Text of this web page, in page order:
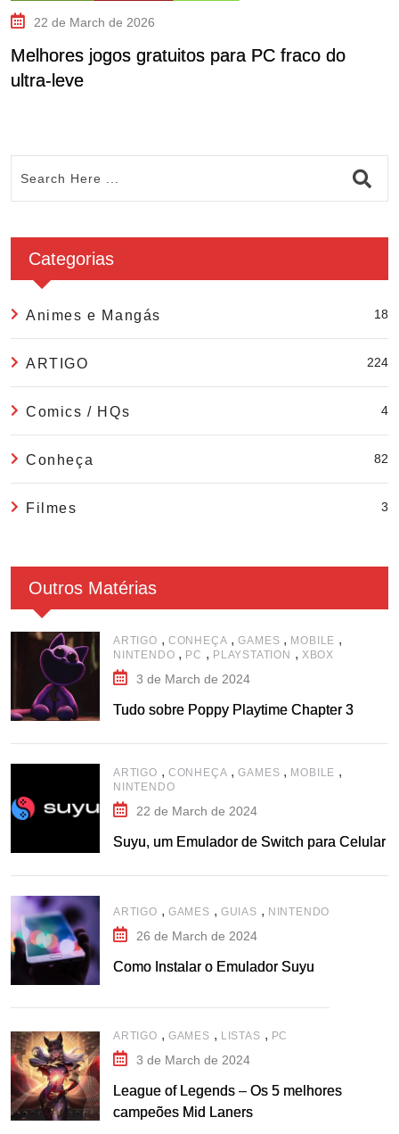
22 de March de 2026
Melhores jogos gratuitos para PC fraco do
ultra-leve
Categorias
Animes e Mangás 18
ARTIGO 224
Comics / HQs 4
Conheça 82
Filmes 3
Outros Matérias
ARTIGO , CONHEÇA ,GAMES , MOBILE ,
NINTENDO , PC , PLAYSTATION , XBOX
3 de March de 2024
Tudo sobre Poppy Playtime Chapter 3
ARTIGO , CONHEÇA ,GAMES , MOBILE ,
NINTENDO
22 de March de 2024
Suyu, um Emulador de Switch para Celular
ARTIGO , GAMES , GUIAS , NINTENDO
26 de March de 2024
Como Instalar o Emulador Suyu
ARTIGO , GAMES , LISTAS , PC
3 de March de 2024
League of Legends – Os 5 melhores
campeões Mid Laners